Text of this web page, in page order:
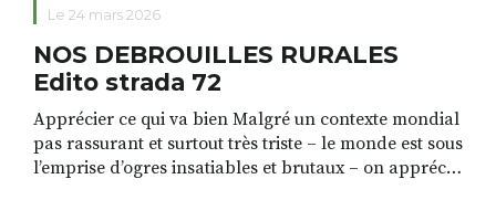
Le 24 mars 2026
NOS DEBROUILLES RURALES
Edito strada 72
Apprécier ce qui va bien Malgré un contexte mondial
pas rassurant et surtout très triste – le monde est sous
l’emprise d’ogres insatiables et brutaux – on apprécie